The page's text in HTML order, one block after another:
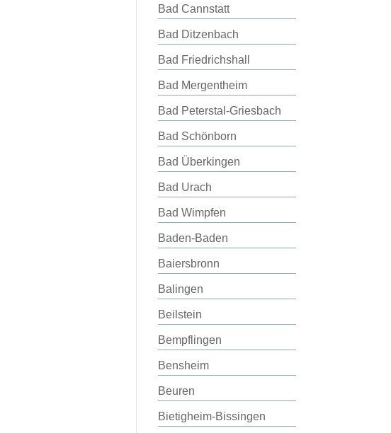
Bad Cannstatt
Bad Ditzenbach
Bad Friedrichshall
Bad Mergentheim
Bad Peterstal-Griesbach
Bad Schönborn
Bad Überkingen
Bad Urach
Bad Wimpfen
Baden-Baden
Baiersbronn
Balingen
Beilstein
Bempflingen
Bensheim
Beuren
Bietigheim-Bissingen